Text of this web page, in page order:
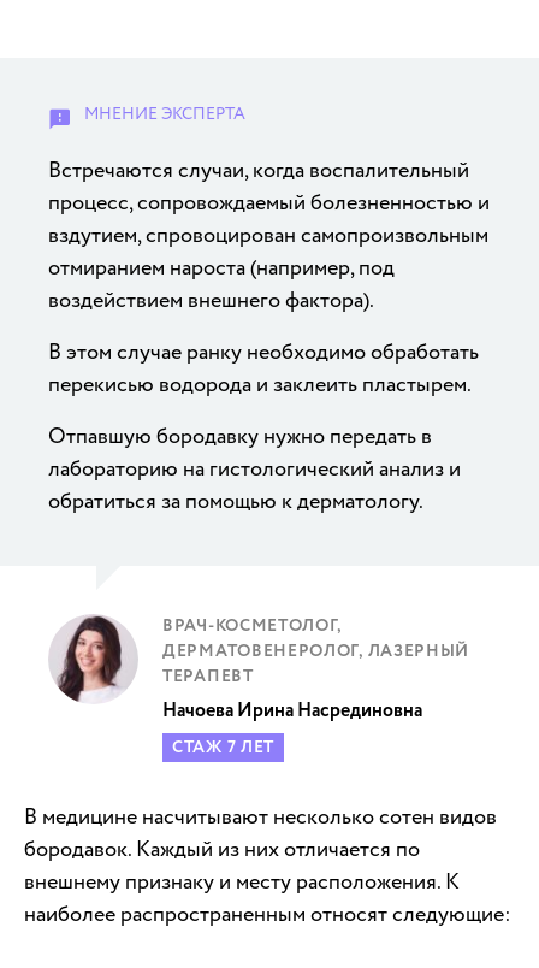
Встречаются случаи, когда воспалительный
процесс, сопровождаемый болезненностью и
вздутием, спровоцирован самопроизвольным
отмиранием нароста (например, под
воздействием внешнего фактора).
В этом случае ранку необходимо обработать
перекисью водорода и заклеить пластырем.
Отпавшую бородавку нужно передать в
лабораторию на гистологический анализ и
обратиться за помощью к дерматологу.
ВРАЧ-КОСМЕТОЛОГ,
ДЕРМАТОВЕНЕРОЛОГ, ЛАЗЕРНЫЙ
ТЕРАПЕВТ
Начоева Ирина Насрединовна
СТАЖ 7 ЛЕТ
В медицине насчитывают несколько сотен видов
бородавок. Каждый из них отличается по
внешнему признаку и месту расположения. К
наиболее распространенным относят следующие: